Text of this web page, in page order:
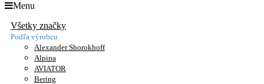
Menu
Všetky značky
Podľa výrobcu
Alexander Shorokhoff
Alpina
AVIATOR
Bering